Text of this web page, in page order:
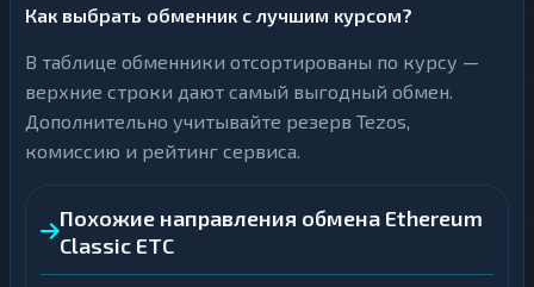
Как выбрать обменник с лучшим курсом?
В таблице обменники отсортированы по курсу —
верхние строки дают самый выгодный обмен.
Дополнительно учитывайте резерв Tezos,
комиссию и рейтинг сервиса.
Похожие направления обмена Ethereum
Classic ETC